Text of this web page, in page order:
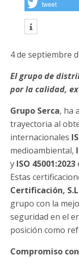
tweet
4 de septiembre
El grupo de
por la calidad,
Grupo Serca, ha
trayectoria al
internacionales
medioambiental,
y ISO 45001:2023
Estas
Certificación,
grupo con la
seguridad en el
posición como
Compromiso